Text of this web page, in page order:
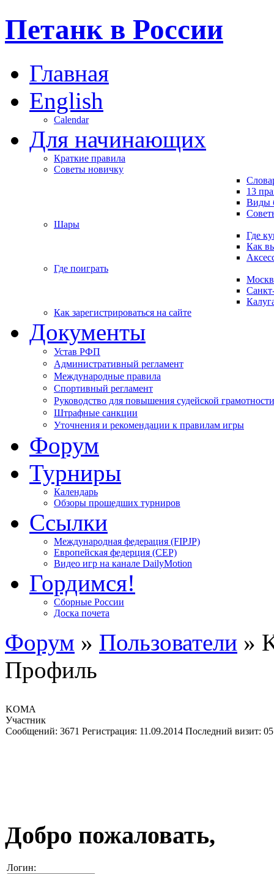
Петанк в России
Главная
English
Calendar
Для начинающих
Краткие правила
Советы новичку
13
Виды
Шары
Где
Как
Где поиграть
Как зарегистрироваться на сайте
Документы
Устав РФП
Административный регламент
Международные правила
Спортивный регламент
Руководство для повышения судейской грамотности
Штрафные санкции
Уточнения и рекомендации к правилам игры
Форум
Турниры
Календарь
Обзоры прошедших турниров
Ссылки
Международная федерация (FIPJP)
Европейская федерция (CEP)
Видео игр на канале DailyMotion
Гордимся!
Сборные России
Доска почета
Форум » Пользователи »
Профиль
KOMA
Участник
Сообщений: 3671 Регистрация: 11.09.2014 Последний визит:
Добро пожаловать,
Логин: